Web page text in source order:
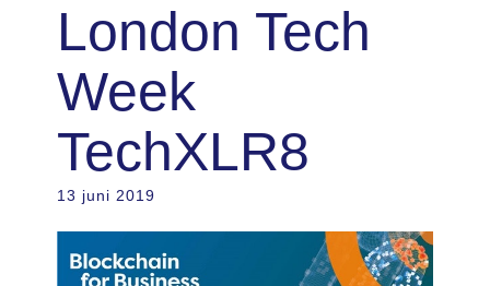
London Tech
Week
TechXLR8
13 juni 2019